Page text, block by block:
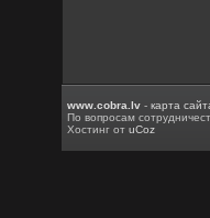
www.cobra.lv -карта
По вопросам
Хостинг отuCoz